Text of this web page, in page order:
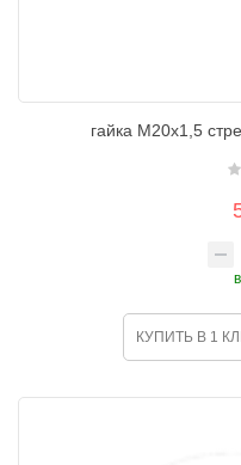
гайка М20х1,5
КУПИТЬ В 1